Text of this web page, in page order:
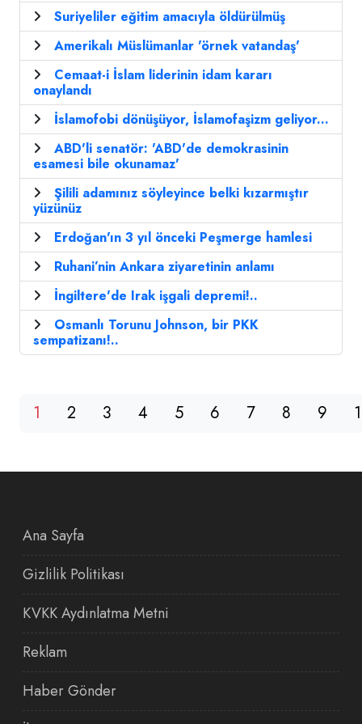
Suriyeliler eğitim amacıyla öldürülmüş
Amerikalı Müslümanlar 'örnek vatandaş'
Cemaat-i İslam liderinin idam kararı
onaylandı
İslamofobi dönüşüyor, İslamofaşizm geliyor...
ABD'li senatör: 'ABD'de demokrasinin
esamesi bile okunamaz'
Şilili adamınız söyleyince belki kızarmıştır
yüzünüz
Erdoğan'ın 3 yıl önceki Peşmerge hamlesi
Ruhani’nin Ankara ziyaretinin anlamı
İngiltere'de Irak işgali depremi!..
Osmanlı Torunu Johnson, bir PKK
sempatizanı!..
1 2 3 4 5 6 7 8 9
Ana Sayfa
Gizlilik Politikası
KVKK Aydınlatma Metni
Reklam
Haber Gönder